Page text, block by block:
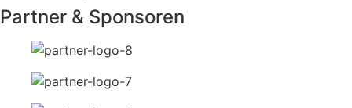
Partner & Sponsoren